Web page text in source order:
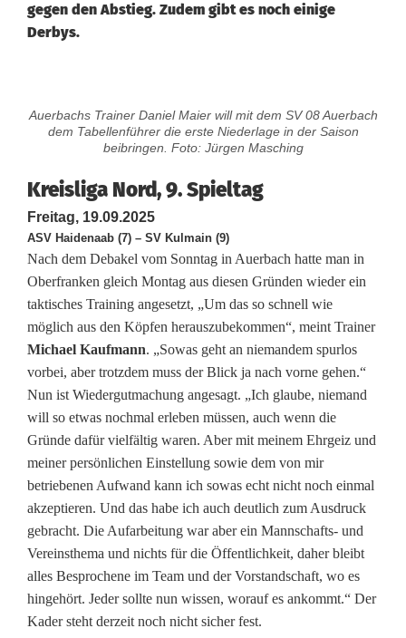
gegen den Abstieg. Zudem gibt es noch einige
Derbys.
i
s
l
i
g
a
N
o
r
d
:
E
s
Auerbachs Trainer Daniel Maier will mit dem SV 08 Auerbach
dem Tabellenführer die erste Niederlage in der Saison
beibringen. Foto: Jürgen Masching
Kreisliga Nord, 9. Spieltag
Freitag, 19.09.2025
ASV Haidenaab (7) – SV Kulmain (9)
Nach dem Debakel vom Sonntag in Auerbach hatte man in
Oberfranken gleich Montag aus diesen Gründen wieder ein
taktisches Training angesetzt, „Um das so schnell wie
möglich aus den Köpfen herauszubekommen“, meint Trainer
Michael Kaufmann. „Sowas geht an niemandem spurlos
vorbei, aber trotzdem muss der Blick ja nach vorne gehen.“
Nun ist Wiedergutmachung angesagt. „Ich glaube, niemand
will so etwas nochmal erleben müssen, auch wenn die
Gründe dafür vielfältig waren. Aber mit meinem Ehrgeiz und
meiner persönlichen Einstellung sowie dem von mir
betriebenen Aufwand kann ich sowas echt nicht noch einmal
akzeptieren. Und das habe ich auch deutlich zum Ausdruck
gebracht. Die Aufarbeitung war aber ein Mannschafts- und
Vereinsthema und nichts für die Öffentlichkeit, daher bleibt
alles Besprochene im Team und der Vorstandschaft, wo es
hingehört. Jeder sollte nun wissen, worauf es ankommt.“ Der
Kader steht derzeit noch nicht sicher fest.